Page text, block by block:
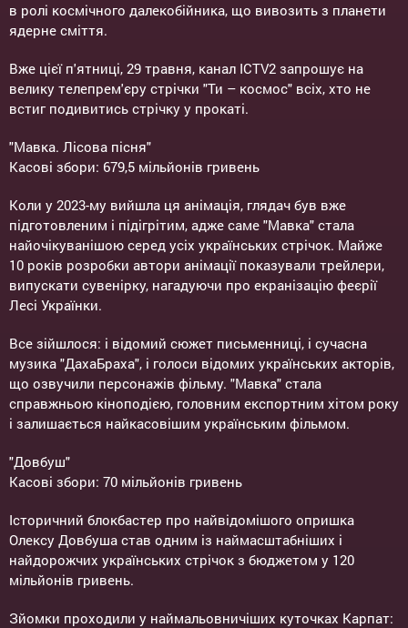
в ролі космічного далекобійника, що вивозить з планети
ядерне сміття.
Вже цієї п'ятниці, 29 травня, канал ICTV2 запрошує на
велику телепрем'єру стрічки "Ти – космос" всіх, хто не
встиг подивитись стрічку у прокаті.
"Мавка. Лісова пісня"
Касові збори: 679,5 мільйонів гривень
Коли у 2023-му вийшла ця анімація, глядач був вже
підготовленим і підігрітим, адже саме "Мавка" стала
найочікуванішою серед усіх українських стрічок. Майже
10 років розробки автори анімації показували трейлери,
випускати сувенірку, нагадуючи про екранізацію феєрії
Лесі Українки.
Все зійшлося: і відомий сюжет письменниці, і сучасна
музика "ДахаБраха", і голоси відомих українських акторів,
що озвучили персонажів фільму. "Мавка" стала
справжньою кіноподією, головним експортним хітом року
і залишається найкасовішим українським фільмом.
"Довбуш"
Касові збори: 70 мільйонів гривень
Історичний блокбастер про найвідомішого опришка
Олексу Довбуша став одним із наймасштабніших і
найдорожчих українських стрічок з бюджетом у 120
мільйонів гривень.
Зйомки проходили у наймальовничіших куточках Карпат: